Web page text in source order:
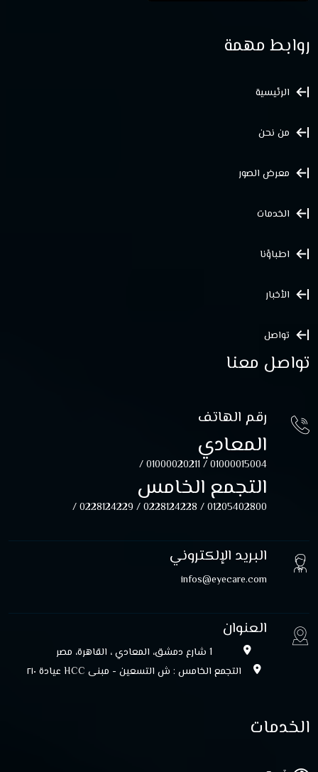
روابط مهمة
الرئيسية
من نحن
معرض الصور
الخدمات
اطباؤنا
الأخبار
تواصل
تواصل معنا
رقم الهاتف
المعادي
01000015004 /
01000020211 /
التجمع الخامس
01205402800 /
0228124228 /
0228124229 /
البريد الإلكتروني
infos@eyecare.com
العنوان
1 شارع دمشق، المعادي ، القاهرة، مصر
التجمع الخامس : ش التسعين - مبنى HCC عيادة ۲۱۰
الخدمات